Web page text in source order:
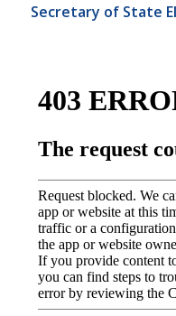
Secretary of State